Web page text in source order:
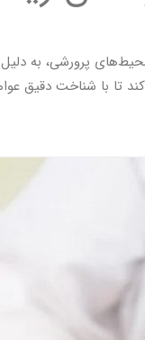
محیط‌های پرورشی،